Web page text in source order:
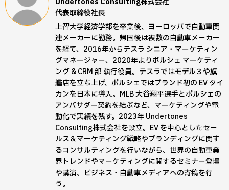
代表取締役社長
上智大学経済学部を卒業後、ヨーロッパで自動車関
連メーカーに勤務。帰国後は複数の自動車メーカー
を経て、2016年からテスラ シニア・マーケティン
グマネージャー、2020年よりポルシェ マーケティ
ング & CRM 部 執行役員。テスラではモデル３や旗
艦店を立ち上げ、ポルシェではブランド初の EV タイ
カンを日本に導入。MLB 大谷翔平選手とポルシェの
アンバサダー契約を結ぶなど、マーケティングや電
動化で実績を残す。2023年 Undertones
Consulting株式会社を設立。EV を中心としたセー
ルス＆マーケティング戦略やブランディングに関す
るコンサルティングを行いながら、世界の自動車業
界トレンドやマーケティングに関するセミナー登壇
や講演、ビジネス・自動車メディアへの寄稿を行
う。